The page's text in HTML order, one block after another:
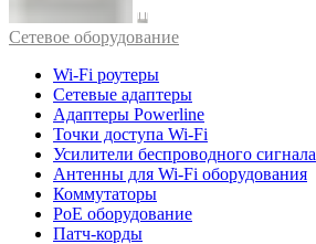
Cетевое оборудование
Wi-Fi роутеры
Сетевые адаптеры
Адаптеры Powerline
Точки доступа Wi-Fi
Усилители беспроводного сигнала
Антенны для Wi-Fi оборудования
Коммутаторы
PoE оборудование
Патч-корды